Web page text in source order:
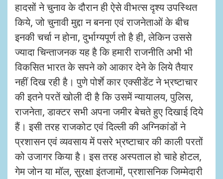
हादसों ने चुनाव के दौरान ही ऐसे वीभत्स दृश्य उपस्थित
किये, जो चुनावी मुद्दा न बनना एवं राजनेताओं के बीच
इनकी चर्चा न होना, दुर्भाग्यपूर्ण तो है ही, लेकिन उससे
ज्यादा चिन्ताजनक यह है कि हमारी राजनीति अभी भी
विकसित भारत के सपने को आकार देने के लिये तैयार
नहीं दिख रही है। पुणे पोर्शे कार एक्सीडेंट ने भ्रष्टाचार
की इतने परतें खोली दी है कि उसमें न्यायालय, पुलिस,
राजनेता, डाक्टर सभी अपना जमीर बेचते हुए दिखाई दिये
हैं। इसी तरह राजकोट एवं दिल्ली की अग्निकांडों ने
प्रशासन एवं व्यवसाय में पसरे भ्रष्टाचार की काली परतों
को उजागर किया है। इस तरह अस्पताल हो चाहे होटल,
गेम जोन या मॉल, सुरक्षा इंतजामों, प्रशासनिक जिम्मेदारी